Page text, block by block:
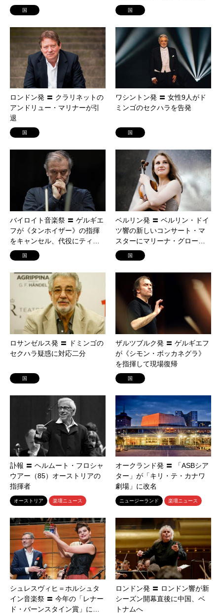
国 国
ロンドン発 〓 クラリネットの
アンドリュー・マリナーが引
退
国
ワシントン発 〓 女性9人がド
ミンゴのセクハラを告発
国
バイロイト音楽祭 〓 ゲルギエ
フが《タンホイザー》の指揮
をキャンセル、代役にティ…
国
ベルリン発 〓 ベルリン・ドイ
ツ響の新しいコンサート・マ
スターにマリーナ・グロー…
国
ロサンゼルス発 〓 ドミンゴの
セクハラ疑惑に対応二分
国
ザルツブルク発 〓 ゲルギエフ
が《シモン・ボッカネグラ》
を指揮して現場復帰
国
訃報 〓 ヘルムート・フロシャ
ウアー（85）オーストリアの
指揮者
オーストリア 楽壇ニュース
オークランド発 〓 「ASBシア
ター」が「キリ・テ・カナワ
劇場」に改名
ニュージーランド 楽壇ニュース
シュレスヴィヒ＝ホルシュタ
イン音楽祭 〓 今年の「レナー
ド・バーンスタイン賞」に…
ロンドン発 〓 ロンドン響が新
シーズン開幕直後に中国、ベ
トナムへ